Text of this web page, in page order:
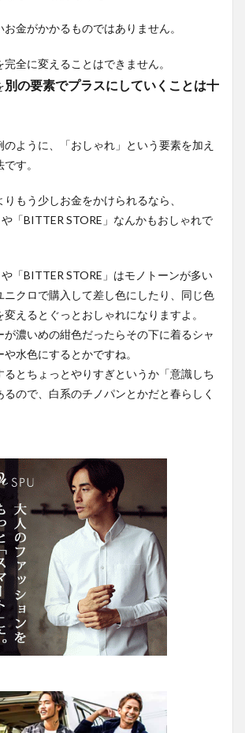
金がかかるものではありません。
全に変えることはできません。
別の要素でプラスにしていくことは十
ように、「おしゃれ」という要素を加え
す。
もう少しお金をかけられるなら、
や「BITTER STORE」なんかもおしゃれで
や「BITTER STORE」はモノトーンが多い
ニクロで購入して差し色にしたり、同じ色
えるとぐっとおしゃれになりますよ。
が濃いめの紺色だったらその下に着るシャ
水色にするとかですね。
るとちょっとやりすぎというか「意識しち
るので、白系のチノパンとかだと春らしく